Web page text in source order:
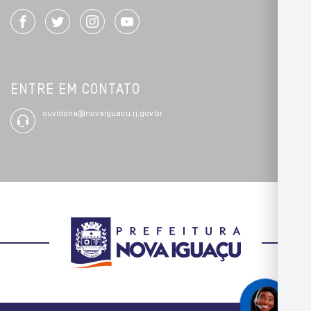
ENTRE EM CONTATO
ouvidoria@novaiguacu.rj.gov.br